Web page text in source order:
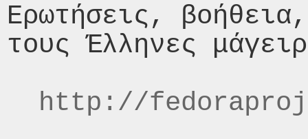
Ερωτήσεις,
τους Έλληνες
http://